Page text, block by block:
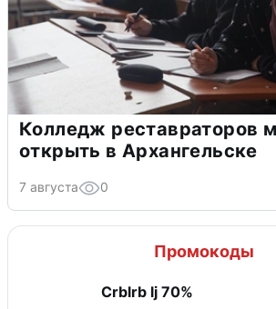
Колледж реставраторов
открыть в Архангельске
7 августа 0
Промокоды
Crblrb lj 70%